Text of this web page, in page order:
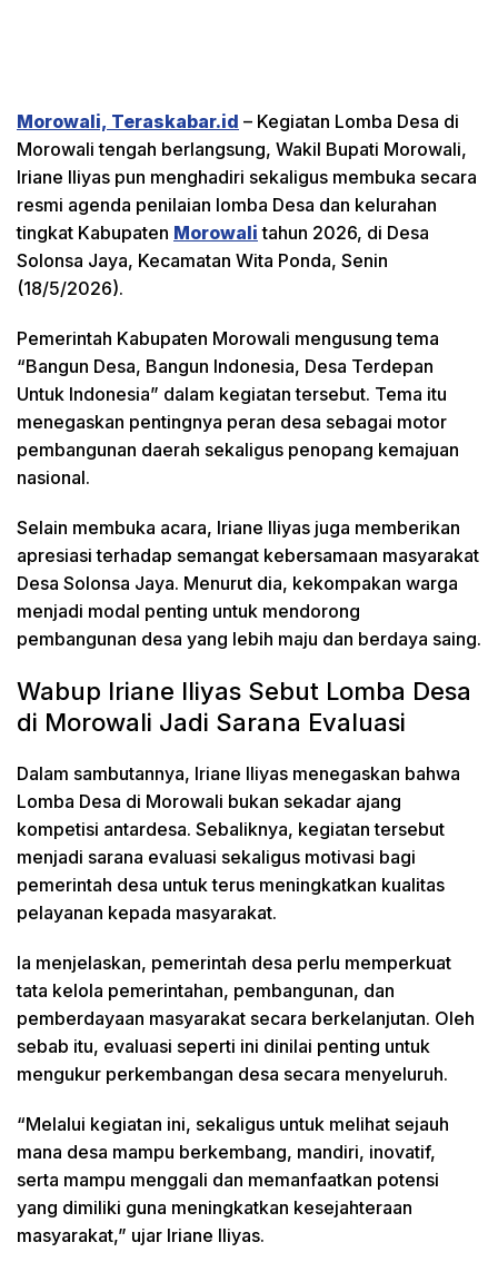
Morowali, Teraskabar.id – Kegiatan Lomba Desa di
Morowali tengah berlangsung, Wakil Bupati Morowali,
Iriane Iliyas pun menghadiri sekaligus membuka secara
resmi agenda penilaian lomba Desa dan kelurahan
tingkat Kabupaten Morowali tahun 2026, di Desa
Solonsa Jaya, Kecamatan Wita Ponda, Senin
(18/5/2026).
Pemerintah Kabupaten Morowali mengusung tema
“Bangun Desa, Bangun Indonesia, Desa Terdepan
Untuk Indonesia” dalam kegiatan tersebut. Tema itu
menegaskan pentingnya peran desa sebagai motor
pembangunan daerah sekaligus penopang kemajuan
nasional.
Selain membuka acara, Iriane Iliyas juga memberikan
apresiasi terhadap semangat kebersamaan masyarakat
Desa Solonsa Jaya. Menurut dia, kekompakan warga
menjadi modal penting untuk mendorong
pembangunan desa yang lebih maju dan berdaya saing.
Wabup Iriane Iliyas Sebut Lomba Desa
di Morowali Jadi Sarana Evaluasi
Dalam sambutannya, Iriane Iliyas menegaskan bahwa
Lomba Desa di Morowali bukan sekadar ajang
kompetisi antardesa. Sebaliknya, kegiatan tersebut
menjadi sarana evaluasi sekaligus motivasi bagi
pemerintah desa untuk terus meningkatkan kualitas
pelayanan kepada masyarakat.
Ia menjelaskan, pemerintah desa perlu memperkuat
tata kelola pemerintahan, pembangunan, dan
pemberdayaan masyarakat secara berkelanjutan. Oleh
sebab itu, evaluasi seperti ini dinilai penting untuk
mengukur perkembangan desa secara menyeluruh.
“Melalui kegiatan ini, sekaligus untuk melihat sejauh
mana desa mampu berkembang, mandiri, inovatif,
serta mampu menggali dan memanfaatkan potensi
yang dimiliki guna meningkatkan kesejahteraan
masyarakat,” ujar Iriane Iliyas.